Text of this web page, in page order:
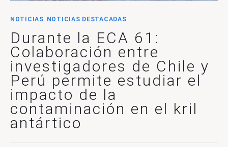
NOTICIAS NOTICIAS DESTACADAS
Durante la ECA 61:
Colaboración entre
investigadores de Chile y
Perú permite estudiar el
impacto de la
contaminación en el kril
antártico